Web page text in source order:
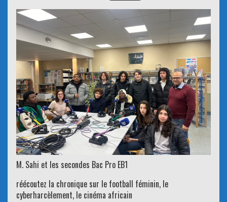
M. Sahi et les secondes Bac Pro EB1
réécoutez la chronique sur le football féminin, le
cyberharcèlement, le cinéma africain